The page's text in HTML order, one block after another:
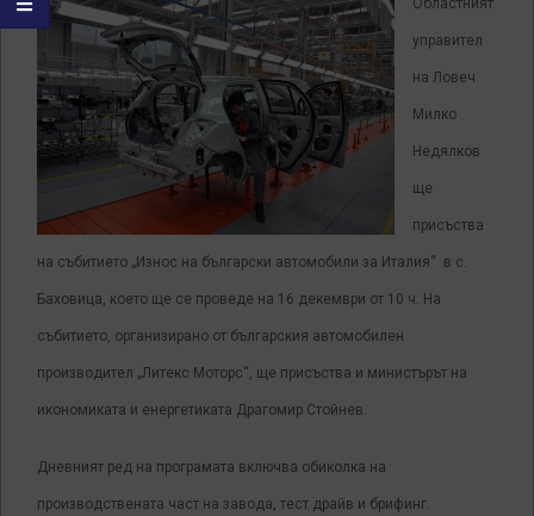
Областният
управител
на Ловеч
Милко
Недялков
ще
присъства
на събитието „Износ на български автомобили за Италия“ в с.
Баховица, което ще се проведе на 16 декември от 10 ч. На
събитието, организирано от българския автомобилен
производител „Литекс Моторс“, ще присъства и министърът на
икономиката и енергетиката Драгомир Стойнев.
Дневният ред на програмата включва обиколка на
производствената част на завода, тест драйв и брифинг.